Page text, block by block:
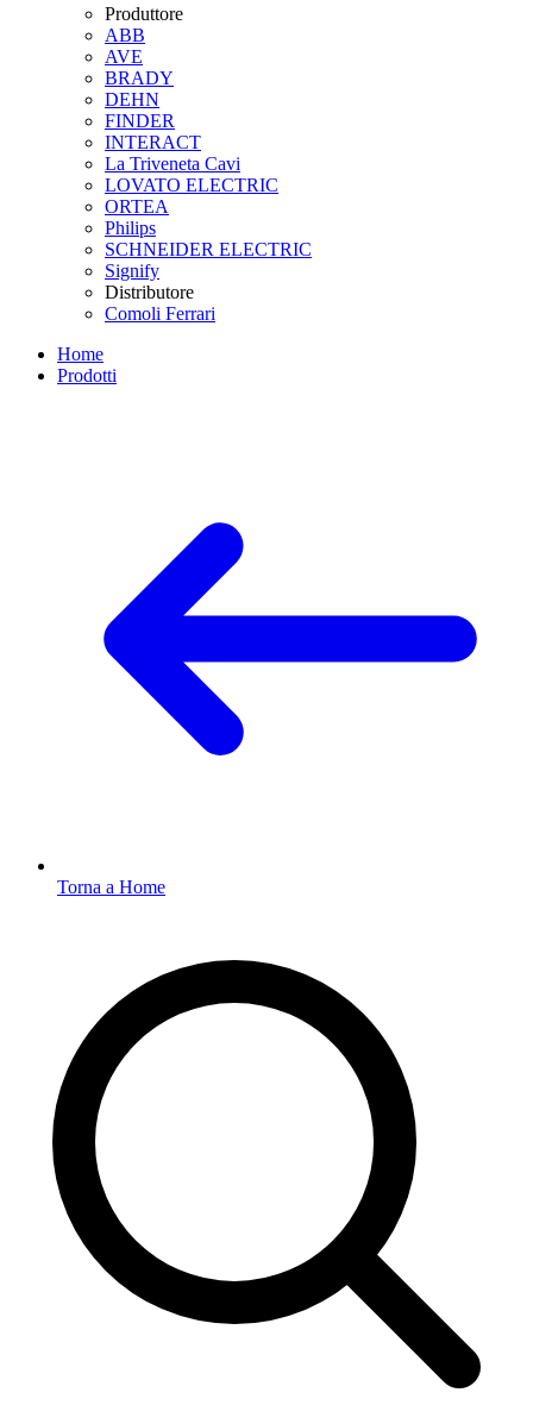
Produttore
ABB
AVE
BRADY
DEHN
FINDER
INTERACT
La Triveneta Cavi
LOVATO ELECTRIC
ORTEA
Philips
SCHNEIDER ELECTRIC
Signify
Distributore
Comoli Ferrari
Home
Prodotti
Torna a Home